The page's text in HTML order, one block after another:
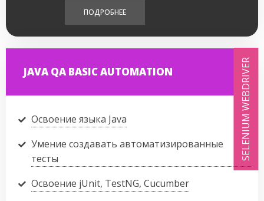
ПОДРОБНЕЕ
SELENIUM WEBDRIVER
JAVA QA BASIC AUTOMATION
Освоение языка Java
Умение создавать автоматизированные
тесты
Освоение jUnit, TestNG, Cucumber